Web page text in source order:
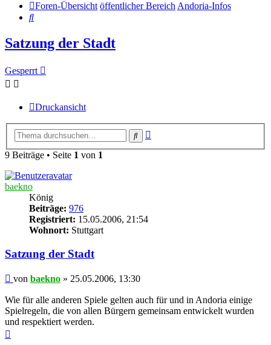
Foren-Übersicht öffentlicher BereichAndoria-Infos
Suche
Satzung der Stadt
Gesperrt
Druckansicht
Suche
9 Beiträge • Seite 1 von 1
baekno
König
Beiträge: 976
Registriert: 15.05.2006, 21:54
Wohnort: Stuttgart
Satzung der Stadt
Beitrag
von baekno » 25.05.2006, 13:30
Wie für alle anderen Spiele gelten auch für und in Andoria einige
Spielregeln, die von allen Bürgern gemeinsam entwickelt wurden
und respektiert werden.